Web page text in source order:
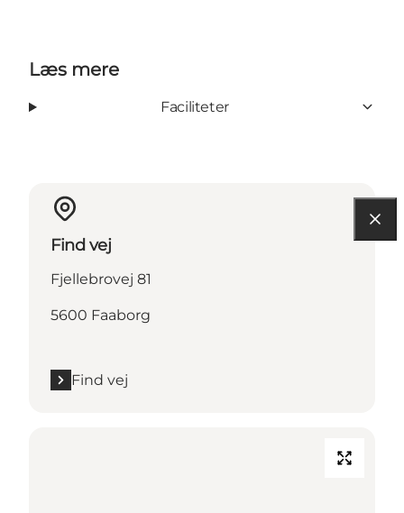
Læs mere
Faciliteter
Find vej
Fjellebrovej 81
5600 Faaborg
Find vej